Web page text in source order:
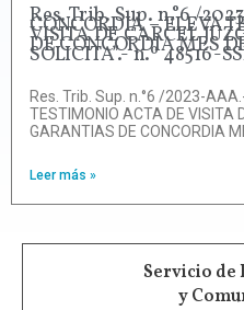
Res. Trib. Sup. n.°6 /
CONCORDIA – ELEVA
VISITA DE CARCEL
DE CONCORDIA MES
SOLICITA”.- n.º 48516-
Res. Trib. Sup. n.°6 /2023-
TESTIMONIO ACTA DE VISITA
GARANTIAS DE CONCORDIA
Leer más »
Servicio
y